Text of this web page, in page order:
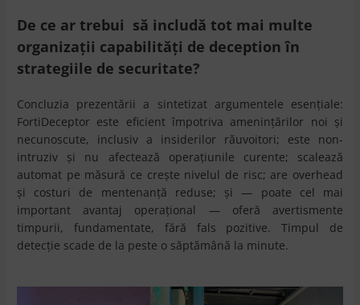
De ce ar trebui să includă tot mai multe
organizații capabilități de deception în
strategiile de securitate?
Concluzia prezentării a sintetizat argumentele esențiale:
FortiDeceptor este eficient împotriva amenințărilor noi și
necunoscute, inclusiv a insiderilor răuvoitori; este non-
intruziv și nu afectează operațiunile curente; scalează
automat pe măsură ce crește nivelul de risc; are overhead
și costuri de mentenanță reduse; și — poate cel mai
important avantaj operațional — oferă avertismente
timpurii, fundamentate, fără fals pozitive. Timpul de
detecție scade de la peste o săptămână la minute.